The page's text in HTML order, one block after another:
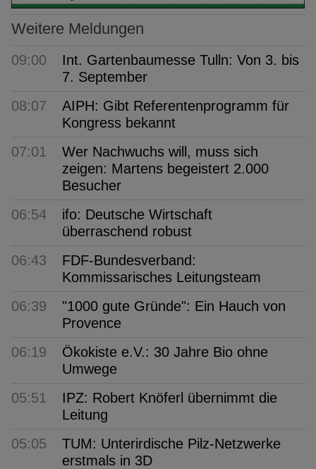
Weitere Meldungen
09:00
Int. Gartenbaumesse Tulln: Von 3. bis
7. September
08:07
AIPH: Gibt Referentenprogramm für
Kongress bekannt
07:01
Wer Nachwuchs will, muss sich
zeigen: Martens begeistert 2.000
Besucher
06:54
ifo: Deutsche Wirtschaft
überraschend robust
06:43
FDF-Bundesverband:
Kommissarisches Leitungsteam
06:39
"1000 gute Gründe": Ein Hauch von
Provence
06:19
Ökokiste e.V.: 30 Jahre Bio ohne
Umwege
05:51
IPZ: Robert Knöferl übernimmt die
Leitung
05:05
TUM: Unterirdische Pilz-Netzwerke
erstmals in 3D